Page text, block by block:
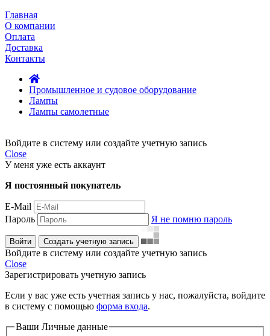
Главная
О компании
Оплата
Доставка
Контакты
Промышленное и судовое оборудование
Лампы
Лампы самолетные
Войдите в систему или создайте учетную запись
Close
У меня уже есть аккаунт
Я постоянный покупатель
E-Mail
Пароль
Я не помню пароль
Войти Создать учетную запись
Войдите в систему или создайте учетную запись
Close
Зарегистрировать учетную запись
Если у вас уже есть учетная запись у нас, пожалуйста, войдите
в систему с помощью форма входа.
Ваши Личные данные